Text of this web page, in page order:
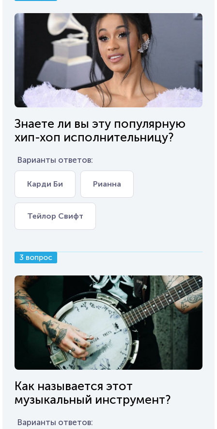
Знаете ли вы эту популярную
хип-хоп исполнительницу?
Варианты ответов:
Карди Би Рианна
Тейлор Свифт
3 вопрос
Как называется этот
музыкальный инструмент?
Варианты ответов: